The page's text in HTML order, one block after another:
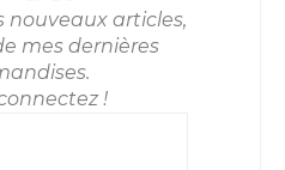
nouveaux articles,
mes dernières
!